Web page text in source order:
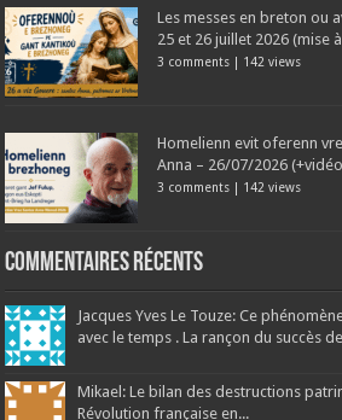
Les messes en breton ou
25 et 26 juillet 2026 (mise
3 comments | 142 views
Homelienn evit oferenn
Anna – 26/07/2026
3 comments | 142 views
Commentaires récents
Jacques Yves Le Touze: Ce
avec le temps . La rançon du succès de
Mikael: Le bilan des destructions
Révolution française en...